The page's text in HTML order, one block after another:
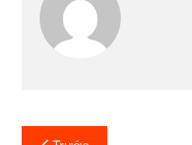
Điều